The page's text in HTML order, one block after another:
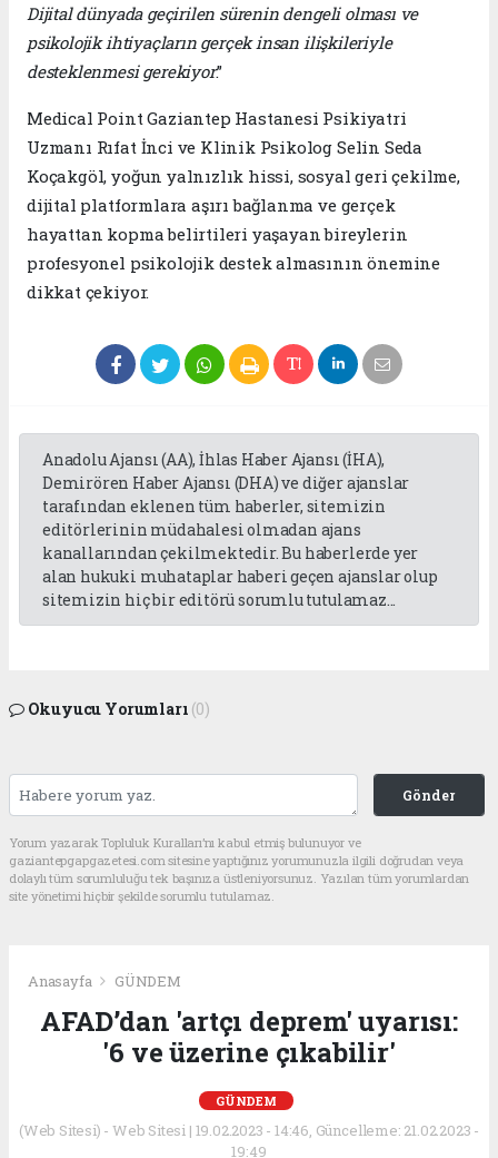
Dijital dünyada geçirilen sürenin dengeli olması ve
psikolojik ihtiyaçların gerçek insan ilişkileriyle
desteklenmesi gerekiyor.”
Medical Point Gaziantep Hastanesi Psikiyatri
Uzmanı Rıfat İnci ve Klinik Psikolog Selin Seda
Koçakgöl, yoğun yalnızlık hissi, sosyal geri çekilme,
dijital platformlara aşırı bağlanma ve gerçek
hayattan kopma belirtileri yaşayan bireylerin
profesyonel psikolojik destek almasının önemine
dikkat çekiyor.
Anadolu Ajansı (AA), İhlas Haber Ajansı (İHA),
Demirören Haber Ajansı (DHA) ve diğer ajanslar
tarafından eklenen tüm haberler, sitemizin
editörlerinin müdahalesi olmadan ajans
kanallarından çekilmektedir. Bu haberlerde yer
alan hukuki muhataplar haberi geçen ajanslar olup
sitemizin hiç bir editörü sorumlu tutulamaz...
Okuyucu Yorumları (0)
Gönder
Yorum yazarak Topluluk Kuralları’nı kabul etmiş bulunuyor ve
gaziantepgapgazetesi.com sitesine yaptığınız yorumunuzla ilgili doğrudan veya
dolaylı tüm sorumluluğu tek başınıza üstleniyorsunuz. Yazılan tüm yorumlardan
site yönetimi hiçbir şekilde sorumlu tutulamaz.
Anasayfa GÜNDEM
AFAD’dan 'artçı deprem' uyarısı:
'6 ve üzerine çıkabilir'
GÜNDEM
(Web Sitesi) - Web Sitesi | 19.02.2023 - 14:46, Güncelleme: 21.02.2023 -
19:49